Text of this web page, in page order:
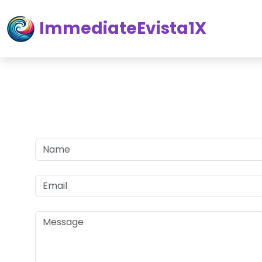
ImmediateEvista1X